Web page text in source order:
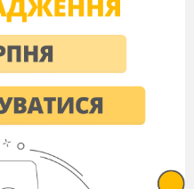
О
Алєксєєва)